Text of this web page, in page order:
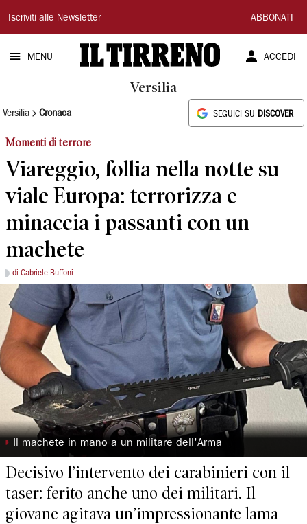
Il
Tirreno
Iscriviti alle Newsletter ABBONATI
MENU ACCEDI
Versilia
Versilia Cronaca SEGUICI SU DISCOVER
Momenti di terrore
Viareggio, follia nella notte su
viale Europa: terrorizza e
minaccia i passanti con un
machete
di Gabriele Buffoni
◗ Il machete in mano a un militare dell'Arma
Decisivo l’intervento dei carabinieri con il
taser: ferito anche uno dei militari. Il
giovane agitava un’impressionante lama